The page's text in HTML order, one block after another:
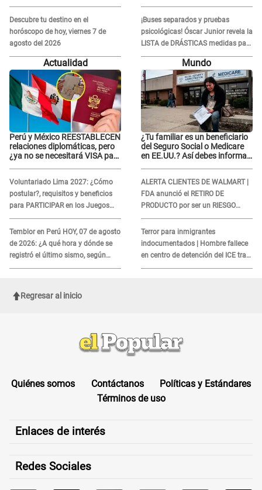
fue su repentino adiós
Descubre tu destino en el
horóscopo de hoy, viernes 7 de
agosto del 2026
ARREMETE contra Claudia Salazar
¡Buses separados y pruebas
psicológicas! Óscar Junior revela la
LISTA de DRÁSTICAS medidas para
prevenir acoso en 'La Bella Luz' tras
caso Naldy Saldaña
Actualidad
Perú y México REESTABLECEN
relaciones diplomáticas, pero
¿ya no se necesitará VISA para
Voluntariado Lima 2027: ¿Cómo
postular?, requisitos y beneficios
para PARTICIPAR en los Juegos
Panamericanos
Temblor en Perú HOY, 07 de agosto
de 2026: ¿A qué hora y dónde se
registró el último sismo, según
IGP?
Mundo
¿Tu familiar es un beneficiario
del Seguro Social o Medicare
en EE.UU.? Así debes informar
ALERTA CLIENTES DE WALMART |
FDA anunció el RETIRO DE
PRODUCTO por ser un RIESGO
MORTAL para consumidores: ¿Cuál
es?
Terror para inmigrantes
indocumentados | Hombre fallece
en centro de detención del ICE tras
sufrir una "emergencia médica"
Regresar al inicio
Quiénes somos Contáctanos
Políticas y Estándares
Términos de uso
Enlaces de interés
Redes Sociales